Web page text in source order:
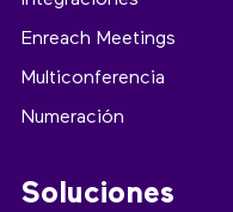
Enreach Meetings
Multiconferencia
Numeración
Soluciones